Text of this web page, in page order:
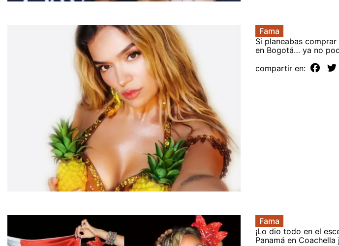
Fama
Si planeabas
en Bogotá… ya no
compartir en:
Fama
¡Lo dio todo en el
Panamá en